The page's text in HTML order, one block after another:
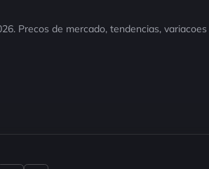
Precos de mercado, tendencias,